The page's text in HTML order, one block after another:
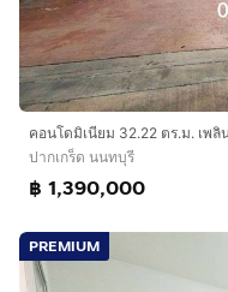
ปากเกร็ด นนทบุรี
฿ 1,390,000
PREMIUM